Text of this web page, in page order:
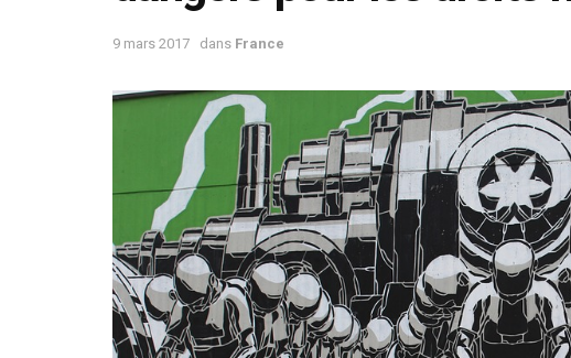
9 mars 2017 dans France